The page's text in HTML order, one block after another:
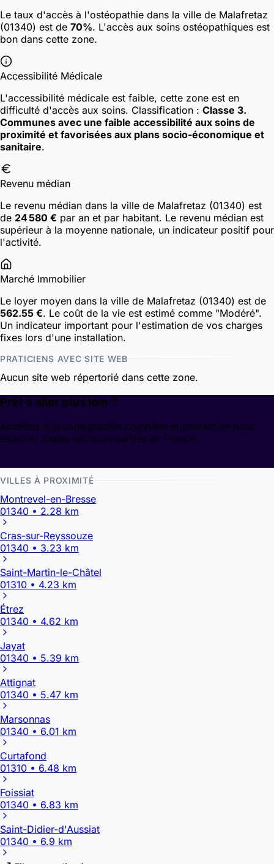
Le taux d'accès à l'ostéopathie dans la ville de Malafretaz
(01340) est de 70%. L'accès aux soins ostéopathiques est
bon dans cette zone.
Accessibilité Médicale
L'accessibilité médicale est faible, cette zone est en
difficulté d'accès aux soins. Classification : Classe 3.
Communes avec une faible accessibilité aux soins de
proximité et favorisées aux plans socio-économique et
sanitaire.
Revenu médian
Le revenu médian dans la ville de Malafretaz (01340) est
de 24 580 € par an et par habitant. Le revenu médian est
supérieur à la moyenne nationale, un indicateur positif pour
l'activité.
Marché Immobilier
Le loyer moyen dans la ville de Malafretaz (01340) est de
562.55 €. Le coût de la vie est estimé comme "Modéré".
Un indicateur important pour l'estimation de vos charges
fixes lors d'une installation.
PRATICIENS AVEC SITE WEB
Aucun site web répertorié dans cette zone.
Prêt à aller plus loin ?
Accédez à la cartographie complète et interactive pour
explorer toutes les opportunités en France.
VILLES À PROXIMITÉ
Montrevel-en-Bresse
01340 • 2.28 km
Cras-sur-Reyssouze
01340 • 3.23 km
Saint-Martin-le-Châtel
01310 • 4.23 km
Étrez
01340 • 4.62 km
Jayat
01340 • 5.39 km
Attignat
01340 • 5.47 km
Marsonnas
01340 • 6.01 km
Curtafond
01310 • 6.48 km
Foissiat
01340 • 6.83 km
Saint-Didier-d'Aussiat
01340 • 6.9 km